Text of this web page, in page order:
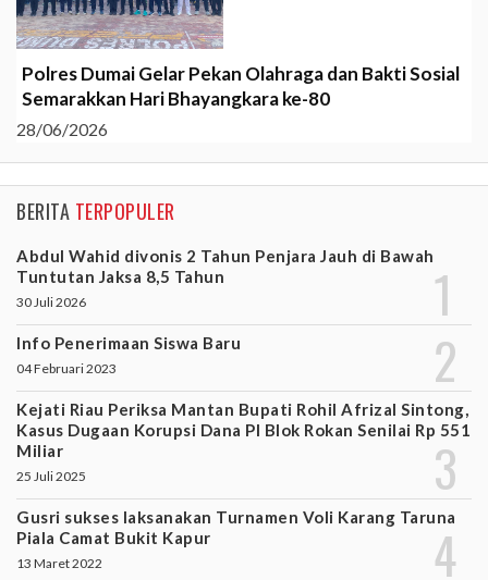
Polres Dumai Gelar Pekan Olahraga dan Bakti Sosial
Semarakkan Hari Bhayangkara ke-80
28/06/2026
BERITA TERPOPULER
Abdul Wahid divonis 2 Tahun Penjara Jauh di Bawah
Tuntutan Jaksa 8,5 Tahun
30 Juli 2026
Info Penerimaan Siswa Baru
04 Februari 2023
Kejati Riau Periksa Mantan Bupati Rohil Afrizal Sintong,
Kasus Dugaan Korupsi Dana PI Blok Rokan Senilai Rp 551
Miliar
25 Juli 2025
Gusri sukses laksanakan Turnamen Voli Karang Taruna
Piala Camat Bukit Kapur
13 Maret 2022